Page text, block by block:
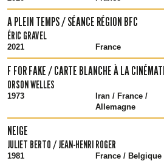
A PLEIN TEMPS / SÉANCE RÉGION BFC
ÉRIC GRAVEL
2021 France
F FOR FAKE / CARTE BLANCHE À LA
ORSON WELLES
1973
Iran / France /
Allemagne
NEIGE
JULIET BERTO / JEAN-HENRI ROGER
1981 France / Belgique